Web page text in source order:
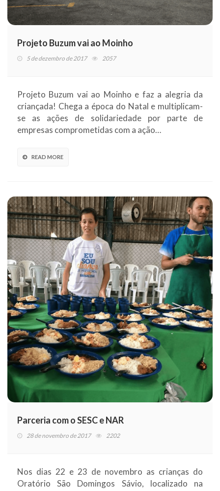
Projeto Buzum vai ao Moinho
5 de dezembro de 2017 2057
Projeto Buzum vai ao Moinho e faz a alegria da
criançada! Chega a época do Natal e multiplicam-
se as ações de solidariedade por parte de
empresas comprometidas com a ação…
READ MORE
Parceria com o SESC e NAR
28 de novembro de 2017 2202
Nos dias 22 e 23 de novembro as crianças do
Oratório São Domingos Sávio, localizado na